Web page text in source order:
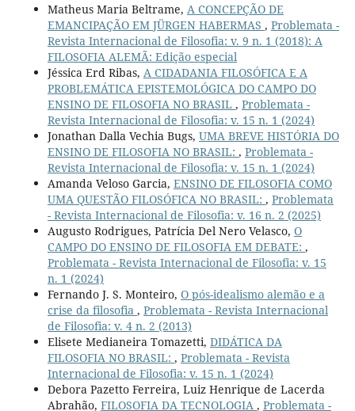
Matheus Maria Beltrame, A CONCEPÇÃO DE
EMANCIPAÇÃO EM JÜRGEN HABERMAS , Problemata -
Revista Internacional de Filosofia: v. 9 n. 1 (2018): A
FILOSOFIA ALEMÃ: Edição especial
Jéssica Erd Ribas, A CIDADANIA FILOSÓFICA E A
PROBLEMÁTICA EPISTEMOLÓGICA DO CAMPO DO
ENSINO DE FILOSOFIA NO BRASIL , Problemata -
Revista Internacional de Filosofia: v. 15 n. 1 (2024)
Jonathan Dalla Vechia Bugs, UMA BREVE HISTÓRIA DO
ENSINO DE FILOSOFIA NO BRASIL: , Problemata -
Revista Internacional de Filosofia: v. 15 n. 1 (2024)
Amanda Veloso Garcia, ENSINO DE FILOSOFIA COMO
UMA QUESTÃO FILOSÓFICA NO BRASIL: , Problemata
- Revista Internacional de Filosofia: v. 16 n. 2 (2025)
Augusto Rodrigues, Patrícia Del Nero Velasco, O
CAMPO DO ENSINO DE FILOSOFIA EM DEBATE: ,
Problemata - Revista Internacional de Filosofia: v. 15
n. 1 (2024)
Fernando J. S. Monteiro, O pós-idealismo alemão e a
crise da filosofia , Problemata - Revista Internacional
de Filosofia: v. 4 n. 2 (2013)
Elisete Medianeira Tomazetti, DIDÁTICA DA
FILOSOFIA NO BRASIL: , Problemata - Revista
Internacional de Filosofia: v. 15 n. 1 (2024)
Debora Pazetto Ferreira, Luiz Henrique de Lacerda
Abrahão, FILOSOFIA DA TECNOLOGIA , Problemata -